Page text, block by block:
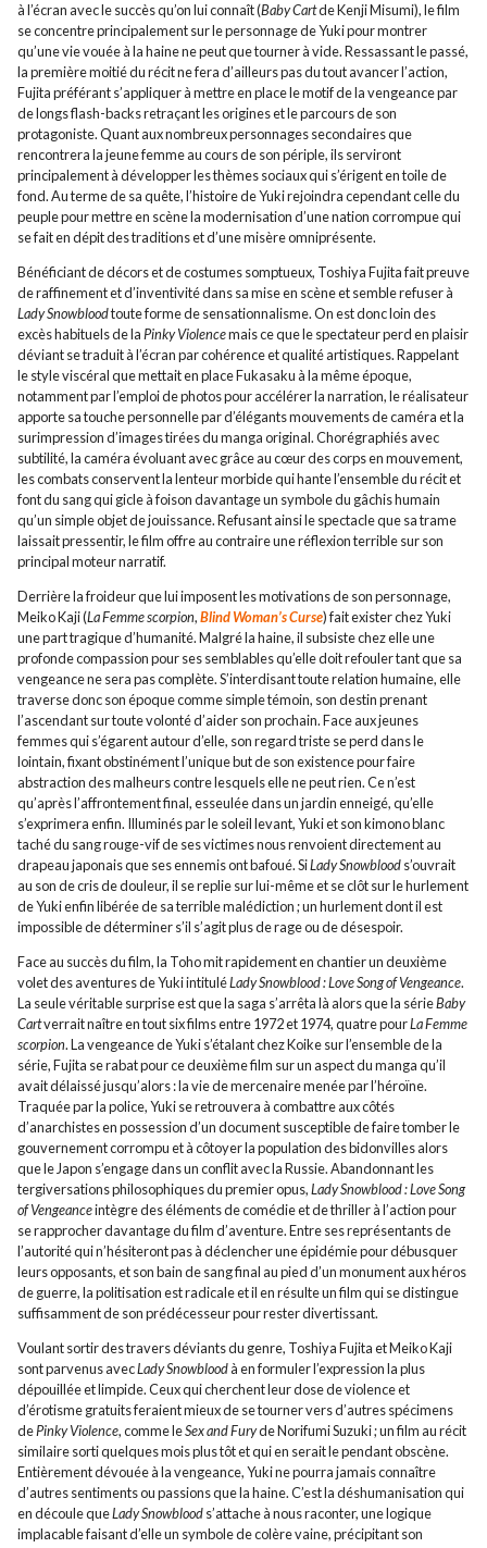
à l’écran avec le succès qu’on lui connaît (Baby Cartde Kenji Misumi), le film
se concentre principalement sur le personnage de Yuki pour montrer
qu’une vie vouée à la haine ne peut que tourner à vide. Ressassant le passé,
la première moitié du récit ne fera d’ailleurs pas du tout avancer l’action,
Fujita préférant s’appliquer à mettre en place le motif de la vengeance par
de longs flash-backs retraçant les origines et le parcours de son
protagoniste. Quant aux nombreux personnages secondaires que
rencontrera la jeune femme au cours de son périple, ils serviront
principalement à développer les thèmes sociaux qui s’érigent en toile de
fond. Au terme de sa quête, l’histoire de Yuki rejoindra cependant celle du
peuple pour mettre en scène la modernisation d’une nation corrompue qui
se fait en dépit des traditions et d’une misère omniprésente.
Bénéficiant de décors et de costumes somptueux, Toshiya Fujita fait preuve
de raffinement et d’inventivité dans sa mise en scène et semble refuser à
Lady Snowbloodtoute forme de sensationnalisme. On est donc loin des
excès habituels de la Pinky Violencemais ce que le spectateur perd en plaisir
déviant se traduit à l’écran par cohérence et qualité artistiques. Rappelant
le style viscéral que mettait en place Fukasaku à la même époque,
notamment par l’emploi de photos pour accélérer la narration, le réalisateur
apporte sa touche personnelle par d’élégants mouvements de caméra et la
surimpression d’images tirées du manga original. Chorégraphiés avec
subtilité, la caméra évoluant avec grâce au cœur des corps en mouvement,
les combats conservent la lenteur morbide qui hante l’ensemble du récit et
font du sang qui gicle à foison davantage un symbole du gâchis humain
qu’un simple objet de jouissance. Refusant ainsi le spectacle que sa trame
laissait pressentir, le film offre au contraire une réflexion terrible sur son
principal moteur narratif.
Derrière la froideur que lui imposent les motivations de son personnage,
Meiko Kaji (La Femme scorpion,Blind Woman’s Curse) fait exister chez Yuki
une part tragique d’humanité. Malgré la haine, il subsiste chez elle une
profonde compassion pour ses semblables qu’elle doit refouler tant que sa
vengeance ne sera pas complète. S’interdisant toute relation humaine, elle
traverse donc son époque comme simple témoin, son destin prenant
l’ascendant sur toute volonté d’aider son prochain. Face aux jeunes
femmes qui s’égarent autour d’elle, son regard triste se perd dans le
lointain, fixant obstinément l’unique but de son existence pour faire
abstraction des malheurs contre lesquels elle ne peut rien. Ce n’est
qu’après l’affrontement final, esseulée dans un jardin enneigé, qu’elle
s’exprimera enfin. Illuminés par le soleil levant, Yuki et son kimono blanc
taché du sang rouge-vif de ses victimes nous renvoient directement au
drapeau japonais que ses ennemis ont bafoué. SiLady Snowbloods’ouvrait
au son de cris de douleur, il se replie sur lui-même et se clôt sur le hurlement
de Yuki enfin libérée de sa terrible malédiction ; un hurlement dont il est
impossible de déterminer s’il s’agit plus de rage ou de désespoir.
Face au succès du film, la Toho mit rapidement en chantier un deuxième
volet des aventures de Yuki intituléLady Snowblood : Love Song of Vengeance.
La seule véritable surprise est que la saga s’arrêta là alors que la sérieBaby
Cartverrait naître en tout six films entre 1972 et 1974, quatre pourLa Femme
scorpion. La vengeance de Yuki s’étalant chez Koike sur l’ensemble de la
série, Fujita se rabat pour ce deuxième film sur un aspect du manga qu’il
avait délaissé jusqu’alors : la vie de mercenaire menée par l’héroïne.
Traquée par la police, Yuki se retrouvera à combattre aux côtés
d’anarchistes en possession d’un document susceptible de faire tomber le
gouvernement corrompu et à côtoyer la population des bidonvilles alors
que le Japon s’engage dans un conflit avec la Russie. Abandonnant les
tergiversations philosophiques du premier opus,Lady Snowblood : Love Song
of Vengeanceintègre des éléments de comédie et de thriller à l’action pour
se rapprocher davantage du film d’aventure. Entre ses représentants de
l’autorité qui n’hésiteront pas à déclencher une épidémie pour débusquer
leurs opposants, et son bain de sang final au pied d’un monument aux héros
de guerre, la politisation est radicale et il en résulte un film qui se distingue
suffisamment de son prédécesseur pour rester divertissant.
Voulant sortir des travers déviants du genre, Toshiya Fujita et Meiko Kaji
sont parvenus avecLady Snowbloodà en formuler l’expression la plus
dépouillée et limpide. Ceux qui cherchent leur dose de violence et
d’érotisme gratuits feraient mieux de se tourner vers d’autres spécimens
dePinky Violence, comme leSex and Furyde Norifumi Suzuki ; un film au récit
similaire sorti quelques mois plus tôt et qui en serait le pendant obscène.
Entièrement dévouée à la vengeance, Yuki ne pourra jamais connaître
d’autres sentiments ou passions que la haine. C’est la déshumanisation qui
en découle queLady Snowbloods’attache à nous raconter, une logique
implacable faisant d’elle un symbole de colère vaine, précipitant son